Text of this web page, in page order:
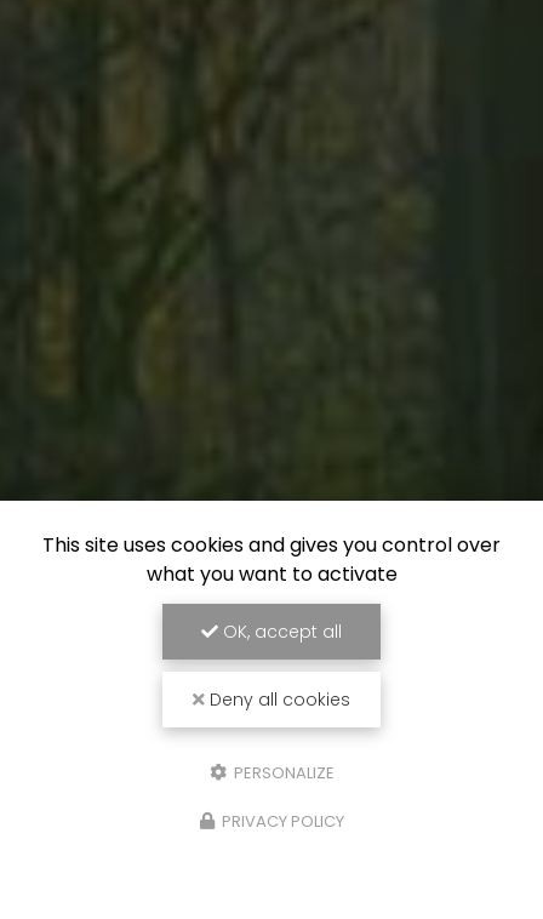
This site uses cookies and gives you control over
what you want to activate
OK, accept all
Deny all cookies
PERSONALIZE
PRIVACY POLICY